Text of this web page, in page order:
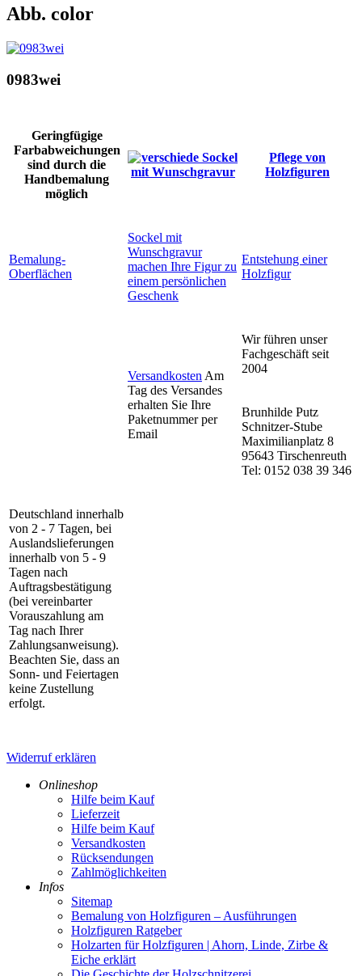
Abb. color
0983wei
Geringfügige
Farbabweichungen
sind durch die
Handbemalung
möglich
Pflege von
Holzfiguren
Bemalung-
Oberflächen
Sockel mit
Wunschgravur
machen Ihre Figur zu
einem persönlichen
Geschenk
Entstehung einer
Holzfigur
Versandkosten Am
Tag des Versandes
erhalten Sie Ihre
Paketnummer per
Email
Wir führen unser
Fachgeschäft seit
2004
Brunhilde Putz
Schnitzer-Stube
Maximilianplatz 8
95643 Tirschenreuth
Tel: 0152 038 39 346
Deutschland innerhalb
von 2 - 7 Tagen, bei
Auslandslieferungen
innerhalb von 5 - 9
Tagen nach
Auftragsbestätigung
(bei vereinbarter
Vorauszahlung am
Tag nach Ihrer
Zahlungsanweisung).
Beachten Sie, dass an
Sonn- und Feiertagen
keine Zustellung
erfolgt.
Widerruf erklären
Onlineshop
Hilfe beim Kauf
Lieferzeit
Hilfe beim Kauf
Versandkosten
Rücksendungen
Zahlmöglichkeiten
Infos
Sitemap
Bemalung von Holzfiguren – Ausführungen
Holzfiguren Ratgeber
Holzarten für Holzfiguren | Ahorn, Linde, Zirbe &
Eiche erklärt